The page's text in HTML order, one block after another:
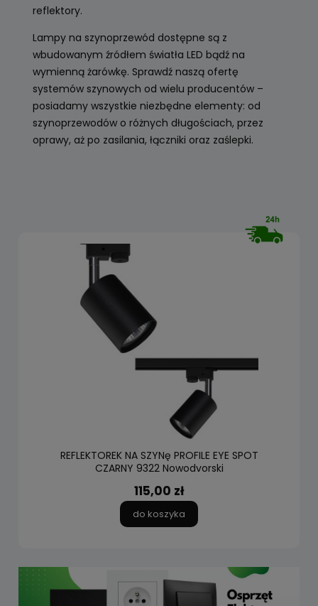
reflektory.
Lampy na szynoprzewód dostępne są z
wbudowanym źródłem światła LED bądź na
wymienną żarówkę. Sprawdź naszą ofertę
systemów szynowych od wielu producentów –
posiadamy wszystkie niezbędne elementy: od
szynoprzewodów o różnych długościach, przez
oprawy, aż po zasilania, łączniki oraz zaślepki.
REFLEKTOREK NA SZYNę PROFILE EYE SPOT
CZARNY 9322 Nowodvorski
115,00 zł
do koszyka